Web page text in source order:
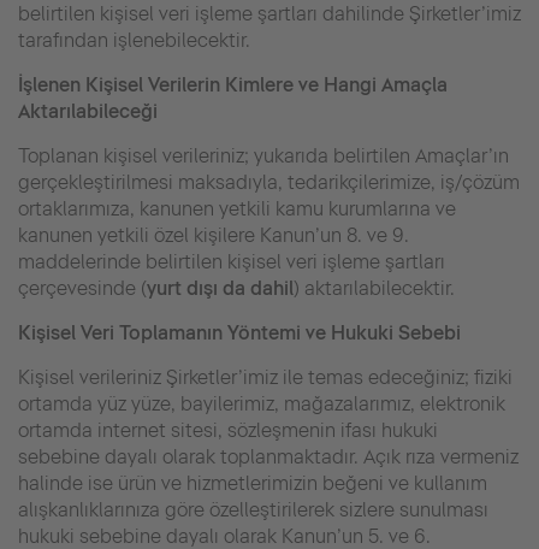
belirtilen kişisel veri işleme şartları dahilinde Şirketler’imiz
tarafından işlenebilecektir.
İşlenen Kişisel Verilerin Kimlere ve Hangi Amaçla
Aktarılabileceği
Toplanan kişisel verileriniz; yukarıda belirtilen Amaçlar’ın
gerçekleştirilmesi maksadıyla, tedarikçilerimize, iş/çözüm
ortaklarımıza, kanunen yetkili kamu kurumlarına ve
kanunen yetkili özel kişilere Kanun’un 8. ve 9.
maddelerinde belirtilen kişisel veri işleme şartları
çerçevesinde (yurt dışı da dahil) aktarılabilecektir.
Kişisel Veri Toplamanın Yöntemi ve Hukuki Sebebi
Kişisel verileriniz Şirketler’imiz ile temas edeceğiniz; fiziki
ortamda yüz yüze, bayilerimiz, mağazalarımız, elektronik
ortamda internet sitesi, sözleşmenin ifası hukuki
sebebine dayalı olarak toplanmaktadır. Açık rıza vermeniz
halinde ise ürün ve hizmetlerimizin beğeni ve kullanım
alışkanlıklarınıza göre özelleştirilerek sizlere sunulması
hukuki sebebine dayalı olarak Kanun’un 5. ve 6.